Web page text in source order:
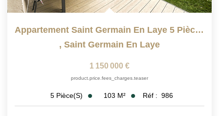
Appartement Saint Germain En Laye 5 Pièce(s) 103 M2 AVEC...
, Saint Germain En Laye
1 150 000 €
product.price.fees_charges.teaser
5 Pièce(s) 103 M² Réf : 986